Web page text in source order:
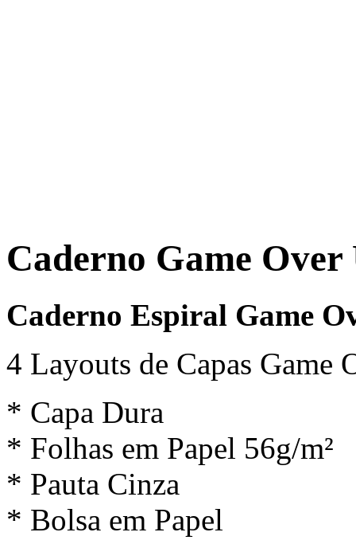
Caderno Game
Caderno Espiral Game
4 Layouts de Capas Game
* Capa Dura
* Folhas em Papel 56g/m²
* Pauta Cinza
* Bolsa em Papel